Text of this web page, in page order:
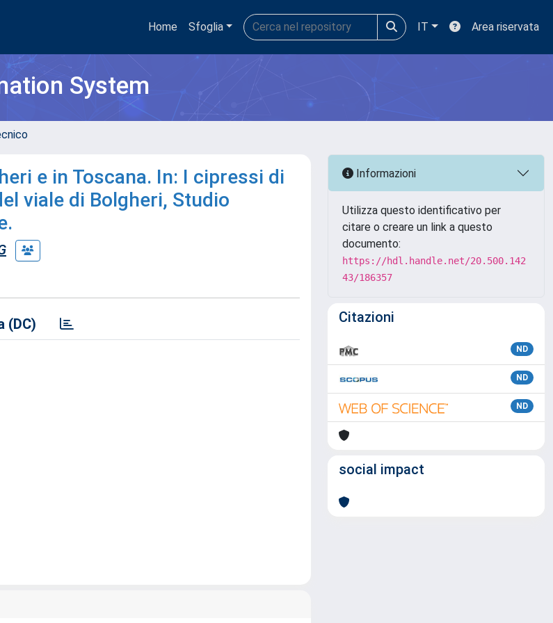
Home Sfoglia IT Area riservata
System
e in Toscana. In: I cipressi di
viale di Bolgheri, Studio
(DC)
Informazioni
Utilizza questo identificativo per
citare o creare un link a questo
documento:
https://hdl.handle.net/20.500.142
43/186357
Citazioni
ND
ND
ND
social impact